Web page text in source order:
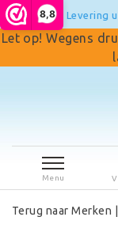
8,8
Levering uit eigen
Let op! Wegens
Menu
Terug naar Merken |